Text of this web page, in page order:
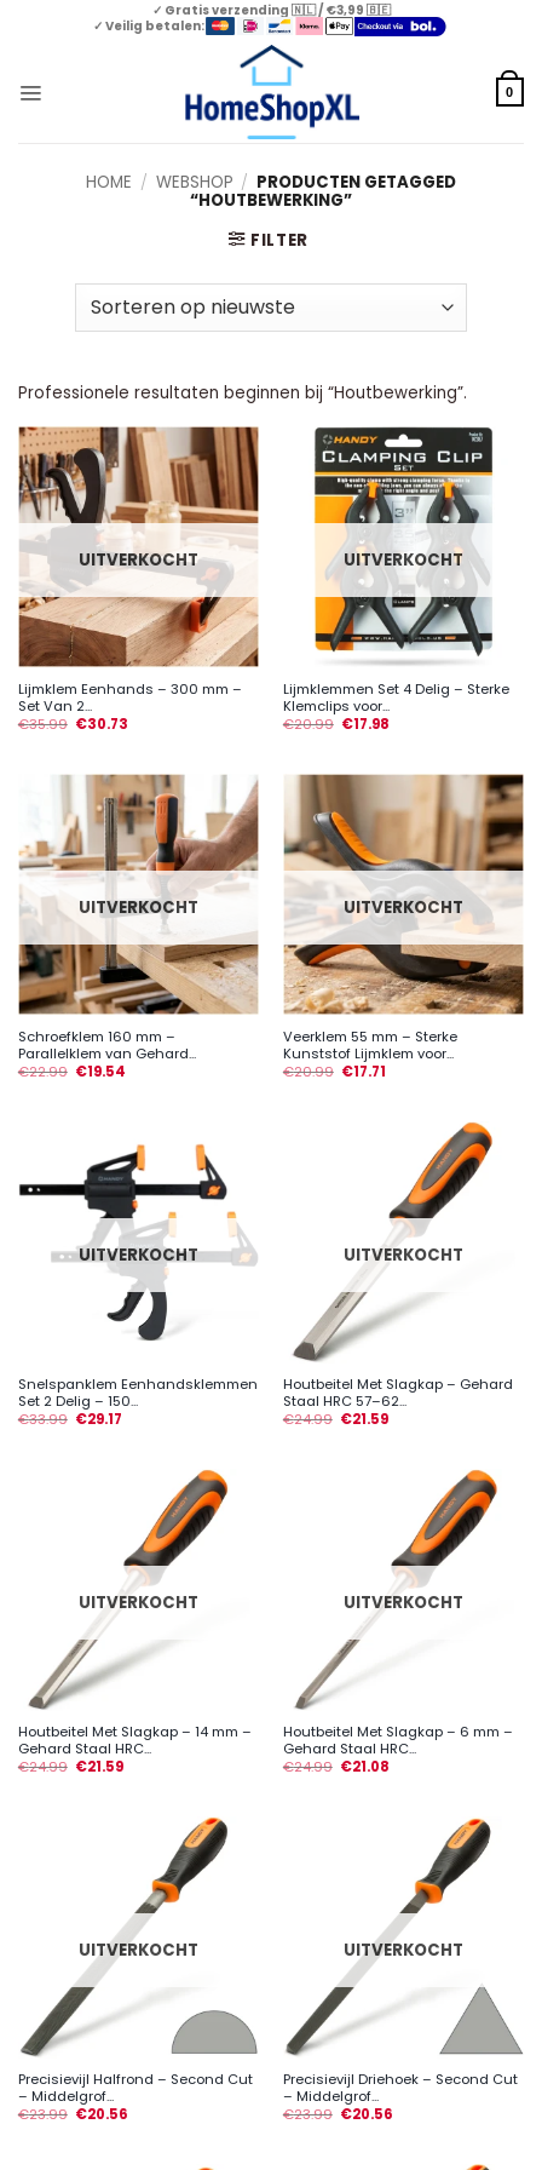
✓ Gratis verzending 🇳🇱 / €3,99 🇧🇪
✓ Veilig betalen:
0
HOME / WEBSHOP / PRODUCTEN GETAGGED
“HOUTBEWERKING”
FILTER
Professionele resultaten beginnen bij “Houtbewerking”.
UITVERKOCHT
Lijmklem Eenhands – 300 mm –
Set Van 2...
€35.99 €30.73
UITVERKOCHT
Lijmklemmen Set 4 Delig – Sterke
Klemclips voor...
€20.99 €17.98
UITVERKOCHT
Schroefklem 160 mm –
Parallelklem van Gehard...
€22.99 €19.54
UITVERKOCHT
Veerklem 55 mm – Sterke
Kunststof Lijmklem voor...
€20.99 €17.71
UITVERKOCHT
Snelspanklem Eenhandsklemmen
Set 2 Delig – 150...
€33.99 €29.17
UITVERKOCHT
Houtbeitel Met Slagkap – Gehard
Staal HRC 57–62...
€24.99 €21.59
UITVERKOCHT
Houtbeitel Met Slagkap – 14 mm –
Gehard Staal HRC...
€24.99 €21.59
UITVERKOCHT
Houtbeitel Met Slagkap – 6 mm –
Gehard Staal HRC...
€24.99 €21.08
UITVERKOCHT
Precisievijl Halfrond – Second Cut
– Middelgrof...
€23.99 €20.56
UITVERKOCHT
Precisievijl Driehoek – Second Cut
– Middelgrof...
€23.99 €20.56